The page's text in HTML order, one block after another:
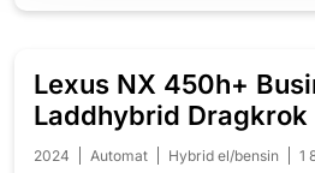
Lexus NX 450h+
Laddhybrid Dragkrok
2024 Automat Hybrid el/bensin 1